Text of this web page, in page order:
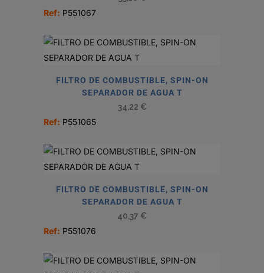
Ref: P551067
FILTRO DE COMBUSTIBLE, SPIN-ON
SEPARADOR DE AGUA T
34,22 €
Ref: P551065
FILTRO DE COMBUSTIBLE, SPIN-ON
SEPARADOR DE AGUA T
40,37 €
Ref: P551076